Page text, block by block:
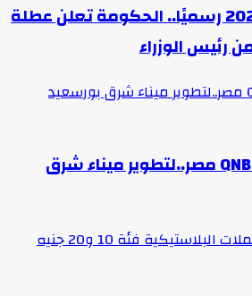
إجازة عيد الأضحى 2026 رسميًا.. الحكومة تعلن عطلة
تمويل ضخم بقيادة QNB مصر..لتطوير ميناء شرق
فئة 10 و20 جنيه